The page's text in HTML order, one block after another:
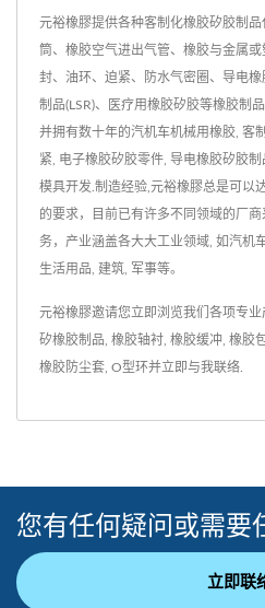
元裕橡膠提供各种客制化橡胶矽胶制
筒、橡胶空气进出气管、橡胶与金属
封、油环、迫紧、防水气密圈、导电
制品(LSR)、医疗用橡胶矽胶等橡胶制
并拥有数十年的汽机车机械用橡胶, 客
紧, 电子橡胶矽胶零件, 导电橡胶矽胶
模具开发.制造经验,元裕橡膠总是可以
的要求，目前已有许多不同领域的厂
务，产业涵盖各大大工业领域, 如汽机
生活用品, 建筑, 军事等。
元裕橡膠邀请您立即浏览我们各项专业
矽橡胶制品 橡胶轴衬 橡胶缓冲 橡胶
橡胶防尘套 O型环并立即与我联络
您有任何疑问或需要
立即联